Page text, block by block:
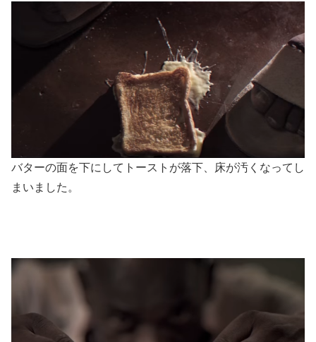
バターの面を下にしてトーストが落下、床が汚くなってし
まいました。